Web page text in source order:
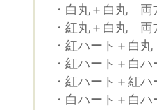
・白丸＋白丸 両
・紅丸＋白丸 両
・紅ハート＋白
・紅ハート＋白
・紅ハート＋紅
・白ハート＋白